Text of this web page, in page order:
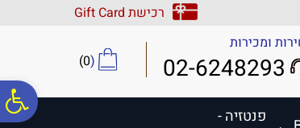
נגישות
אתר
המרכזי
רכישת Gift Card
ומכירות
02-6248293
(
0
)
פנטזיה -